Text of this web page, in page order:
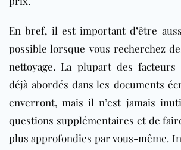
En bref, il est important d’être
possible lorsque vous recherchez
nettoyage. La plupart des
déjà abordés dans les documents
enverront, mais il n’est jamais
questions supplémentaires et de
plus approfondies par vous-même.